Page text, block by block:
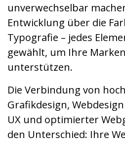
unverwechselbar
Entwicklung über die
Typografie – jedes
gewählt, um Ihre
unterstützen.
Die Verbindung von
Grafikdesign,
UX und optimierter
den Unterschied: Ihre